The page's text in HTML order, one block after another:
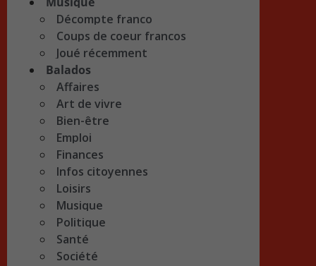
Décompte franco
Coups de coeur francos
Joué récemment
Balados
Affaires
Art de vivre
Bien-être
Emploi
Finances
Infos citoyennes
Loisirs
Musique
Politique
Santé
Société